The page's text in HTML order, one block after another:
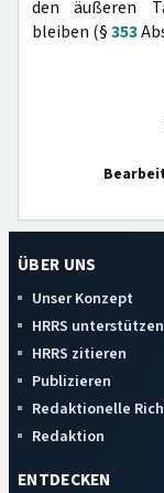
den äußeren
bleiben (§353
ÜBER UNS
Unser Konzept
HRRS unterstützen
HRRS zitieren
Publizieren
Redaktionelle
Redaktion
ENTDECKEN